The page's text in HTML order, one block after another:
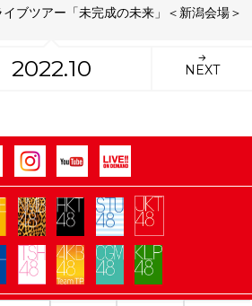
ブツアー「未完成の未来」＜新潟会場＞
2022.10 NEXT